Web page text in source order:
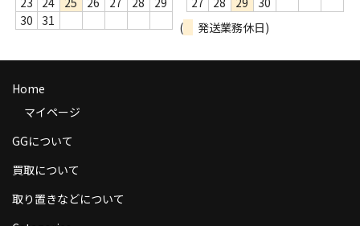
売り切れ
商品の発送
お支払い方法
30
31
(
発送業務休日)
Home
マイページ
GGについて
買取について
取り置きなどについて